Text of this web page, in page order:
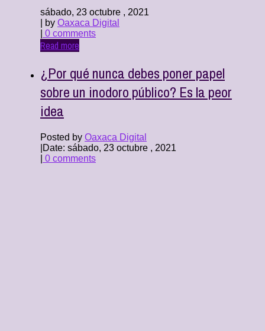
sábado, 23 octubre , 2021
| by Oaxaca Digital
0 comments
Read more
¿Por qué nunca debes poner papel
sobre un inodoro público? Es la peor
idea
Posted by Oaxaca Digital
Date: sábado, 23 octubre , 2021
0 comments